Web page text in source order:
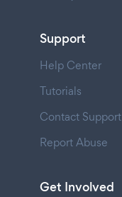
Support
Help Center
Tutorials
Contact Support
Report Abuse
Get Involved